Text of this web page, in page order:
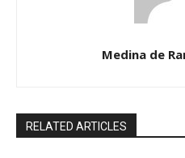
Medina de
RELATED ARTICLES